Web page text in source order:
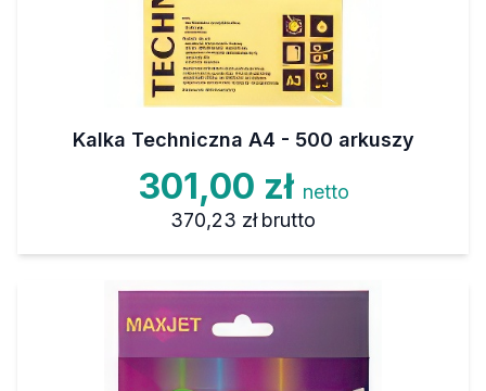
Kalka Techniczna A4 - 500 arkuszy
301,00 zł netto
370,23 zł brutto